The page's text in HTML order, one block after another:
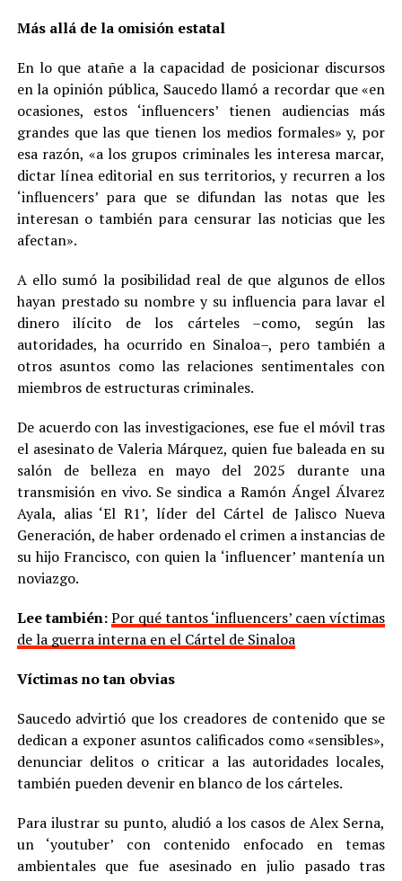
Más allá de la omisión estatal
En lo que atañe a la capacidad de posicionar discursos
en la opinión pública, Saucedo llamó a recordar que «en
ocasiones, estos ‘influencers’ tienen audiencias más
grandes que las que tienen los medios formales» y, por
esa razón, «a los grupos criminales les interesa marcar,
dictar línea editorial en sus territorios, y recurren a los
‘influencers’ para que se difundan las notas que les
interesan o también para censurar las noticias que les
afectan».
A ello sumó la posibilidad real de que algunos de ellos
hayan prestado su nombre y su influencia para lavar el
dinero ilícito de los cárteles –como, según las
autoridades, ha ocurrido en Sinaloa–, pero también a
otros asuntos como las relaciones sentimentales con
miembros de estructuras criminales.
De acuerdo con las investigaciones, ese fue el móvil tras
el asesinato de Valeria Márquez, quien fue baleada en su
salón de belleza en mayo del 2025 durante una
transmisión en vivo. Se sindica a Ramón Ángel Álvarez
Ayala, alias ‘El R1’, líder del Cártel de Jalisco Nueva
Generación, de haber ordenado el crimen a instancias de
su hijo Francisco, con quien la ‘influencer’ mantenía un
noviazgo.
Lee también:Por qué tantos ‘influencers’ caen víctimas
de la guerra interna en el Cártel de Sinaloa
Víctimas no tan obvias
Saucedo advirtió que los creadores de contenido que se
dedican a exponer asuntos calificados como «sensibles»,
denunciar delitos o criticar a las autoridades locales,
también pueden devenir en blanco de los cárteles.
Para ilustrar su punto, aludió a los casos de Alex Serna,
un ‘youtuber’ con contenido enfocado en temas
ambientales que fue asesinado en julio pasado tras